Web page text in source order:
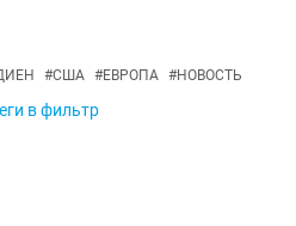
#США #ЕВРОПА #НОВОСТЬ
в фильтр